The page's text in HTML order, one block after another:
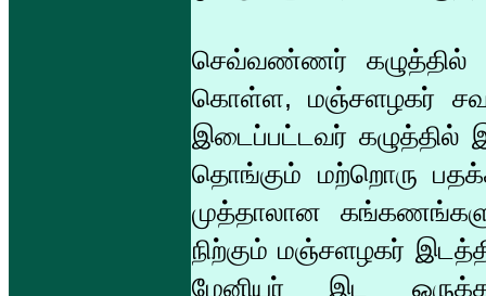
செவ்வண்ணர் கழுத்தில்
கொள்ள, மஞ்சளழகர்
இடைப்பட்டவர் கழுத்தில்
தொங்கும் மற்றொரு
முத்தாலான
நிற்கும் மஞ்சளழகர்
மேனியர் இட